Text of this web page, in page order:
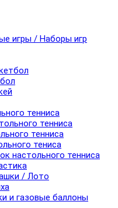
игры / Наборы игр
тенниса
тенниса
тенниса
тениса
настольного тенниса
/ Лото
и газовые баллоны